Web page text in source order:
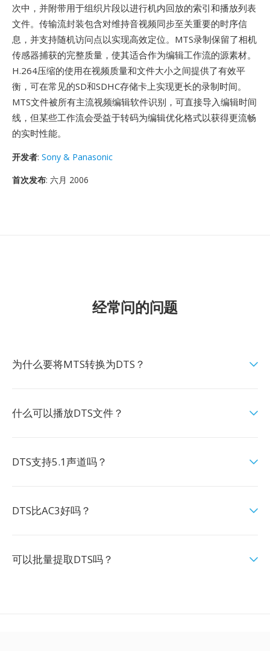
次中，并附带用于组织片段以进行机内回放的索引和播放列表
文件。传输流封装包含对维持音视频同步至关重要的时序信
息，并支持随机访问点以实现高效定位。MTS录制保留了相机
传感器捕获的完整质量，使其适合作为编辑工作流的源素材。
H.264压缩的使用在视频质量和文件大小之间提供了有效平
衡，可在常见的SD和SDHC存储卡上实现更长的录制时间。
MTS文件被所有主流视频编辑软件识别，可直接导入编辑时间
线，但某些工作流会受益于转码为编辑优化格式以获得更流畅
的实时性能。
开发者: Sony & Panasonic
首次发布: 六月 2006
经常问的问题
为什么要将MTS转换为DTS？
什么可以播放DTS文件？
DTS支持5.1声道吗？
DTS比AC3好吗？
可以批量提取DTS吗？